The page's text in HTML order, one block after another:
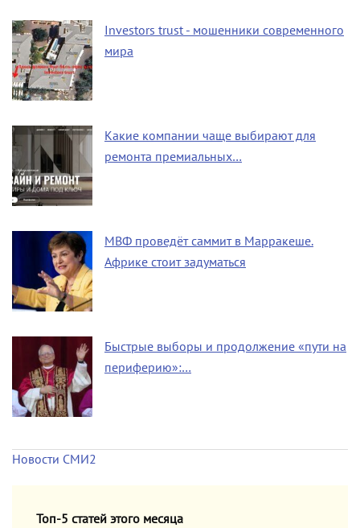
Investors trust - мошенники современного
мира
Какие компании чаще выбирают для
ремонта премиальных…
МВФ проведёт саммит в Марракеше.
Африке стоит задуматься
Быстрые выборы и продолжение «пути на
периферию»:…
Новости СМИ2
Топ-5 статей этого месяца